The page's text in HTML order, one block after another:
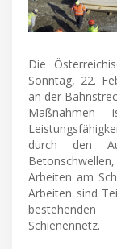
Die
Sonntag, 22.
an der
durch den
Arbeiten am
Arbeiten sind
Schienennetz.